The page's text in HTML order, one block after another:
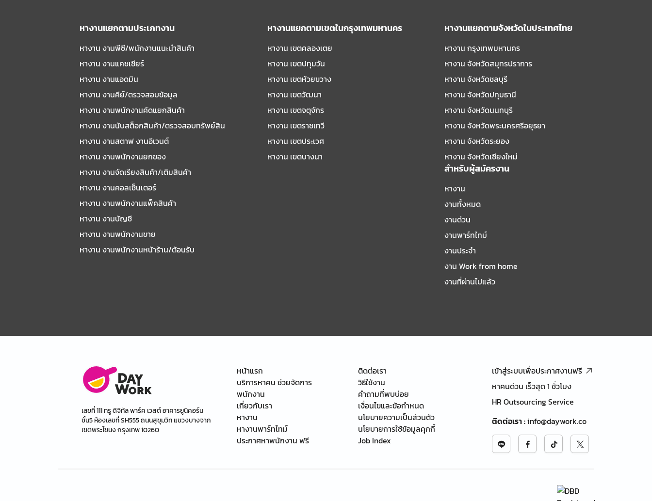
หางานแยกตามประเภทงาน
หางาน งานพีซี/พนักงานแนะนําสินค้า
หางาน งานแคชเชียร์
หางาน งานแอดมิน
หางาน งานคีย์/ตรวจสอบข้อมูล
หางาน งานพนักงานคัดแยกสินค้า
หางาน งานนับสต็อกสินค้า/ตรวจสอบทรัพย์สิน
หางาน งานสตาฟ งานอีเวนต์
หางาน งานพนักงานยกของ
หางาน งานจัดเรียงสินค้า/เติมสินค้า
หางาน งานคอลเซ็นเตอร์
หางาน งานพนักงานแพ็คสินค้า
หางาน งานบัญชี
หางาน งานพนักงานขาย
หางาน งานพนักงานหน้าร้าน/ต้อนรับ
หางานแยกตามเขตในกรุงเทพมหานคร
หางาน เขตคลองเตย
หางาน เขตปทุมวัน
หางาน เขตห้วยขวาง
หางาน เขตวัฒนา
หางาน เขตจตุจักร
หางาน เขตราชเทวี
หางาน เขตประเวศ
หางาน เขตบางนา
หางานแยกตามจังหวัดในประเทศไทย
หางาน กรุงเทพมหานคร
หางาน จังหวัดสมุทรปราการ
หางาน จังหวัดชลบุรี
หางาน จังหวัดปทุมธานี
หางาน จังหวัดนนทบุรี
หางาน จังหวัดพระนครศรีอยุธยา
หางาน จังหวัดระยอง
หางาน จังหวัดเชียงใหม่
สำหรับผู้สมัครงาน
หางาน
งานทั้งหมด
งานด่วน
งานพาร์ทไทม์
งานประจำ
งาน Work from home
งานที่ผ่านไปแล้ว
เลขที่ 111 ทรู ดิจิทัล พาร์ค เวสต์ อาคารยูนิคอร์น
ชั้น5 ห้องเลขที่ SH555 ถนนสุขุมวิท แขวงบางจาก
เขตพระโขนง กรุงเทพ 10260
หน้าแรก
บริการหาคน ช่วยจัดการ
พนักงาน
เกี่ยวกับเรา
หางาน
หางานพาร์ทไทม์
ประกาศหาพนักงาน ฟรี
ติดต่อเรา
วิธีใช้งาน
คำถามที่พบบ่อย
เงื่อนไขและข้อกำหนด
นโยบายความเป็นส่วนตัว
นโยบายการใช้ข้อมูลคุกกี้
Job Index
เข้าสู่ระบบเพื่อประกาศงานฟรี
หาคนด่วน เร็วสุด 1 ชั่วโมง
HR Outsourcing Service
ติดต่อเรา:info@daywork.co